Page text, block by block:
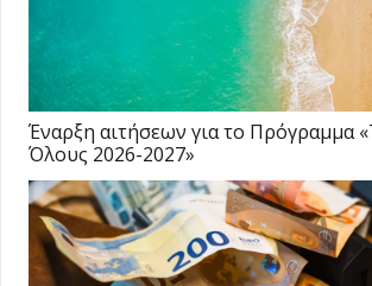
Έναρξη αιτήσεων για το Πρόγραμμα
Όλους 2026-2027»